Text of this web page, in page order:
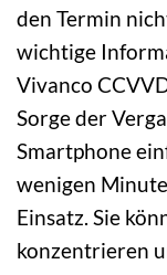
den Termin
wichtige
Vivanco
Sorge der
Smartphone
wenigen
Einsatz. Sie
konzentrieren